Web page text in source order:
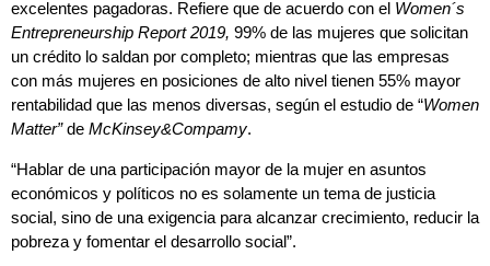
excelentes pagadoras. Refiere que de acuerdo con el Women´s
Entrepreneurship Report 2019, 99% de las mujeres que solicitan
un crédito lo saldan por completo; mientras que las empresas
con más mujeres en posiciones de alto nivel tienen 55% mayor
rentabilidad que las menos diversas, según el estudio de “Women
Matter”de McKinsey&Compamy.
“Hablar de una participación mayor de la mujer en asuntos
económicos y políticos no es solamente un tema de justicia
social, sino de una exigencia para alcanzar crecimiento, reducir la
pobreza y fomentar el desarrollo social”.